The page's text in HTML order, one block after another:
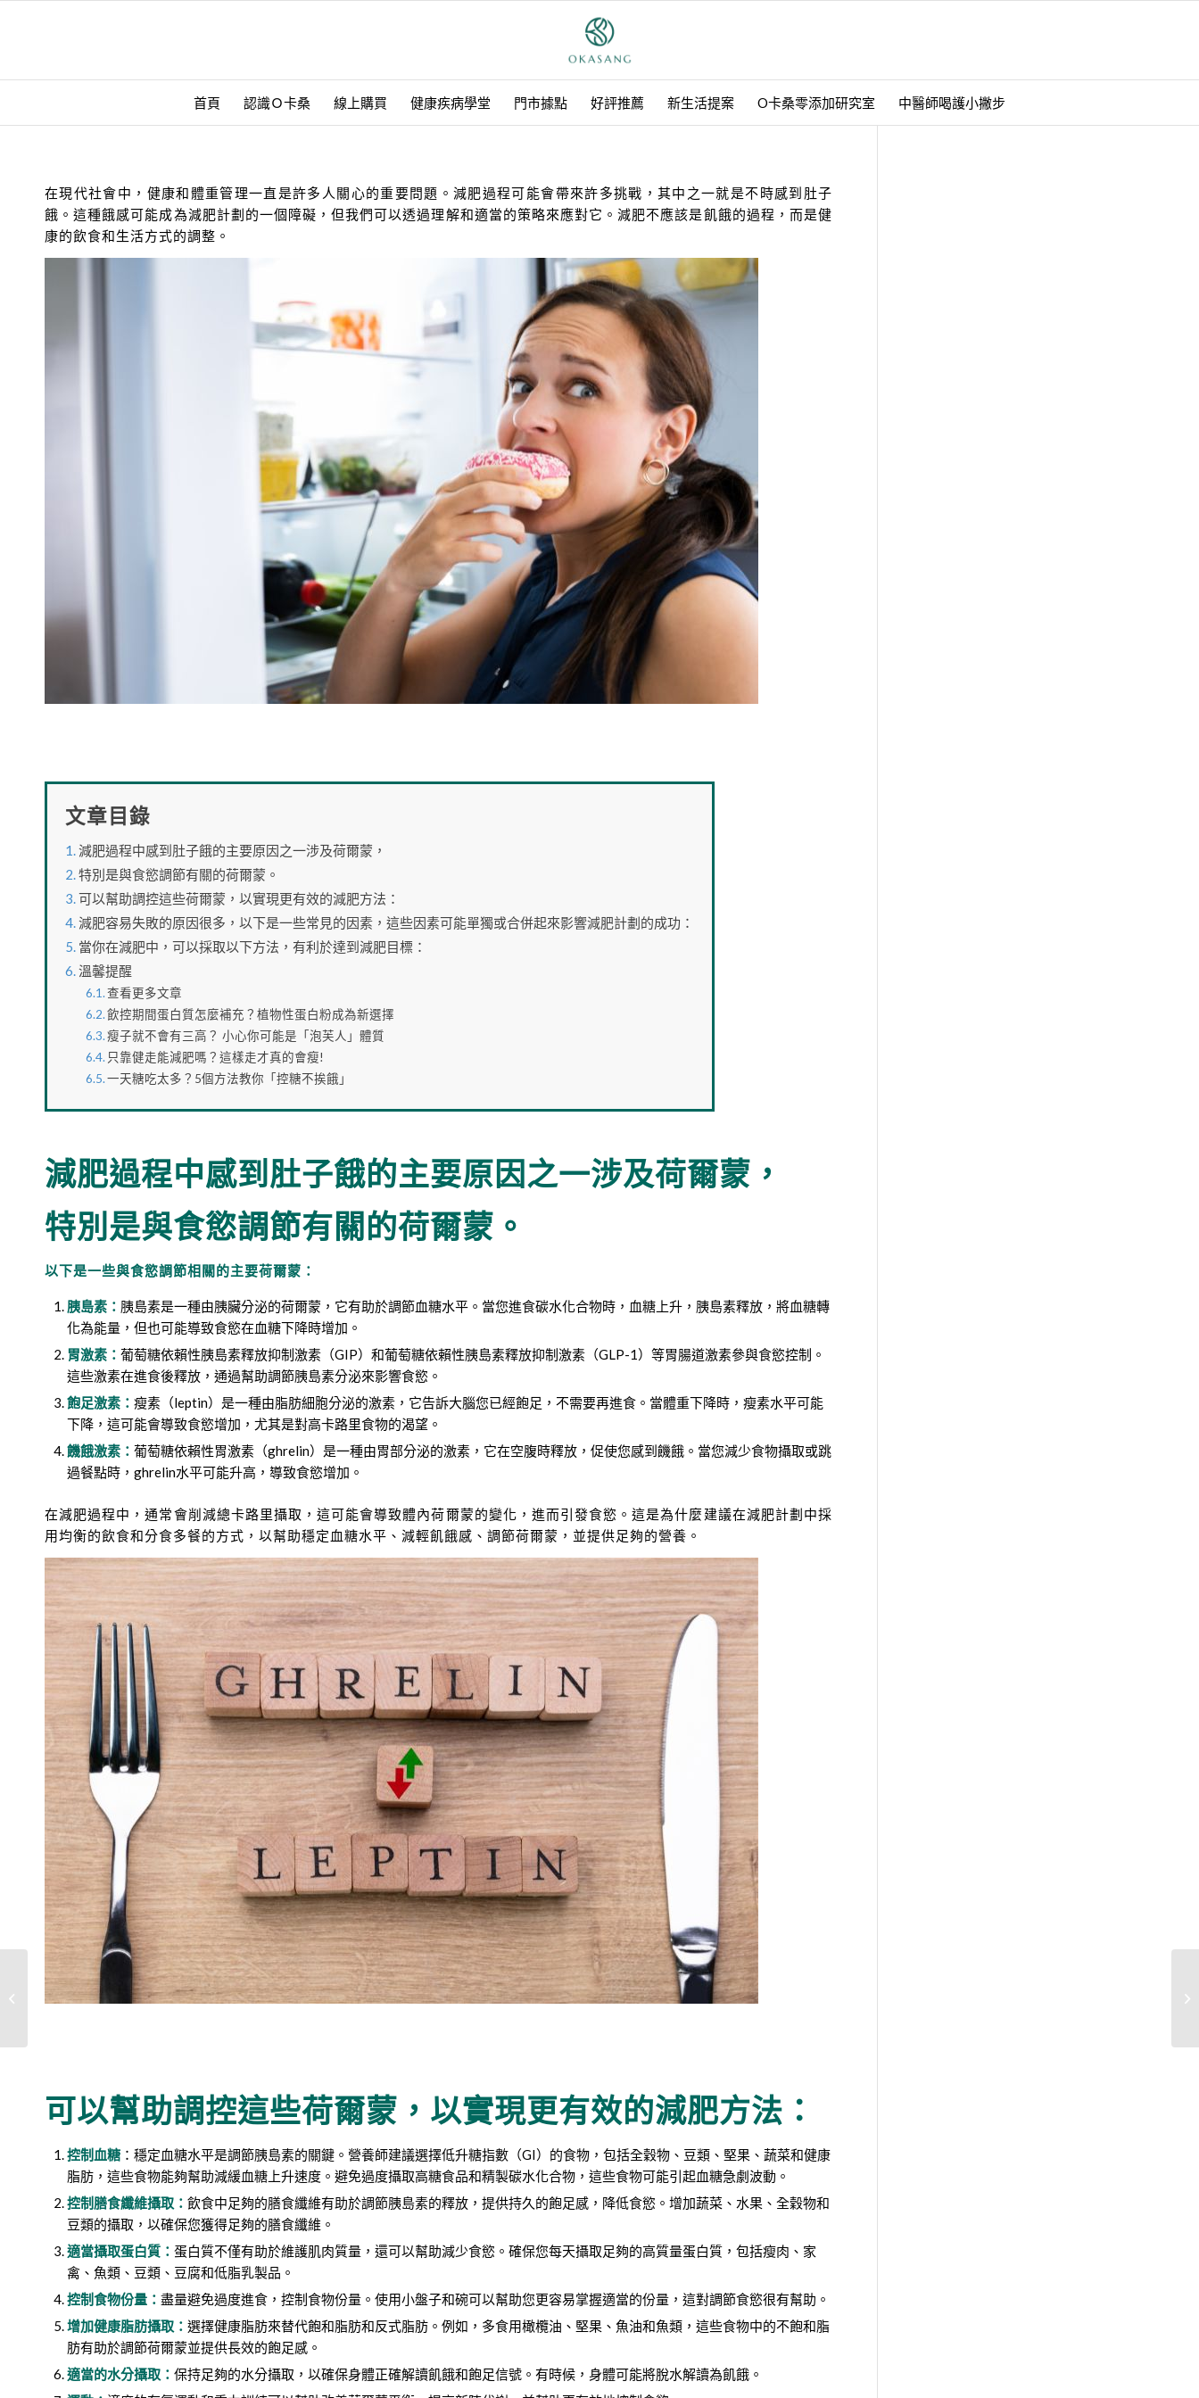
首頁 認識Ｏ卡桑 線上購買 健康疾病學堂 門市據點 好評推薦 新生活提案 O卡桑零添加研究室 中醫師喝護小撇步
在現代社會中，健康和體重管理一直是許多人關心的重要問題。減肥過程可能會帶來許多挑戰，其中之一就是不時感到肚子
餓。這種餓感可能成為減肥計劃的一個障礙，但我們可以透過理解和適當的策略來應對它。減肥不應該是飢餓的過程，而是健
康的飲食和生活方式的調整。
文章目錄
減肥過程中感到肚子餓的主要原因之一涉及荷爾蒙，
特別是與食慾調節有關的荷爾蒙。
可以幫助調控這些荷爾蒙，以實現更有效的減肥方法：
減肥容易失敗的原因很多，以下是一些常見的因素，這些因素可能單獨或合併起來影響減肥計劃的成功：
當你在減肥中，可以採取以下方法，有利於達到減肥目標：
溫馨提醒
查看更多文章
飲控期間蛋白質怎麼補充？植物性蛋白粉成為新選擇
瘦子就不會有三高？ 小心你可能是「泡芙人」體質
只靠健走能減肥嗎？這樣走才真的會瘦!
一天糖吃太多？5個方法教你「控糖不挨餓」
減肥過程中感到肚子餓的主要原因之一涉及荷爾蒙，
特別是與食慾調節有關的荷爾蒙。
以下是一些與食慾調節相關的主要荷爾蒙：
胰島素： 胰島素是一種由胰臟分泌的荷爾蒙，它有助於調節血糖水平。當您進食碳水化合物時，血糖上升，胰島素釋放，將血糖轉
化為能量，但也可能導致食慾在血糖下降時增加。
胃激素： 葡萄糖依賴性胰島素釋放抑制激素（GIP）和葡萄糖依賴性胰島素釋放抑制激素（GLP-1）等胃腸道激素參與食慾控制。
這些激素在進食後釋放，通過幫助調節胰島素分泌來影響食慾。
飽足激素： 瘦素（leptin）是一種由脂肪細胞分泌的激素，它告訴大腦您已經飽足，不需要再進食。當體重下降時，瘦素水平可能
下降，這可能會導致食慾增加，尤其是對高卡路里食物的渴望。
饑餓激素： 葡萄糖依賴性胃激素（ghrelin）是一種由胃部分泌的激素，它在空腹時釋放，促使您感到饑餓。當您減少食物攝取或跳
過餐點時，ghrelin水平可能升高，導致食慾增加。
在減肥過程中，通常會削減總卡路里攝取，這可能會導致體內荷爾蒙的變化，進而引發食慾。這是為什麼建議在減肥計劃中採
用均衡的飲食和分食多餐的方式，以幫助穩定血糖水平、減輕飢餓感、調節荷爾蒙，並提供足夠的營養。
可以幫助調控這些荷爾蒙，以實現更有效的減肥方法：
控制血糖 ：穩定血糖水平是調節胰島素的關鍵。營養師建議選擇低升糖指數（GI）的食物，包括全穀物、豆類、堅果、蔬菜和健康
脂肪，這些食物能夠幫助減緩血糖上升速度。避免過度攝取高糖食品和精製碳水化合物，這些食物可能引起血糖急劇波動。
控制膳食纖維攝取： 飲食中足夠的膳食纖維有助於調節胰島素的釋放，提供持久的飽足感，降低食慾。增加蔬菜、水果、全穀物和
豆類的攝取，以確保您獲得足夠的膳食纖維。
適當攝取蛋白質： 蛋白質不僅有助於維護肌肉質量，還可以幫助減少食慾。確保您每天攝取足夠的高質量蛋白質，包括瘦肉、家
禽、魚類、豆類、豆腐和低脂乳製品。
控制食物份量： 盡量避免過度進食，控制食物份量。使用小盤子和碗可以幫助您更容易掌握適當的份量，這對調節食慾很有幫助。
增加健康脂肪攝取： 選擇健康脂肪來替代飽和脂肪和反式脂肪。例如，多食用橄欖油、堅果、魚油和魚類，這些食物中的不飽和脂
肪有助於調節荷爾蒙並提供長效的飽足感。
適當的水分攝取： 保持足夠的水分攝取，以確保身體正確解讀飢餓和飽足信號。有時候，身體可能將脫水解讀為飢餓。
減重好幫手，水溶性與
非水溶膳食纖維，營養